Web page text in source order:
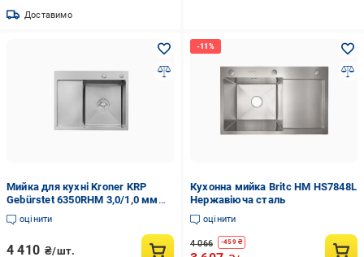
Доставимо
Мийка для кухні Kroner KRP
Gebürstet 6350RHM 3,0/1,0 мм
(373981)
оцінити
4 410 ₴/шт.
Кухонна мийка Britc HM HS7848L
Нержавіюча сталь
оцінити
4 066 -459₴